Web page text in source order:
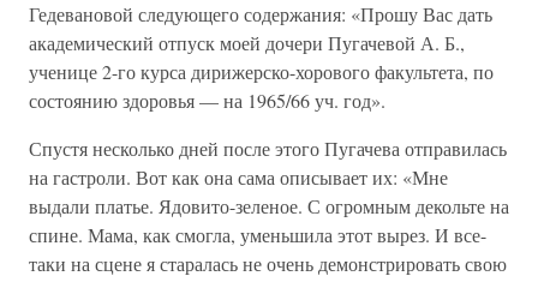
Гедевановой следующего содержания: «Прошу Вас дать
академический отпуск моей дочери Пугачевой А. Б.,
ученице 2-го курса дирижерско-хорового факультета, по
состоянию здоровья — на 1965/66 уч. год».
Спустя несколько дней после этого Пугачева отправилась
на гастроли. Вот как она сама описывает их: «Мне
выдали платье. Ядовито-зеленое. С огромным декольте на
спине. Мама, как смогла, уменьшила этот вырез. И все-
таки на сцене я старалась не очень демонстрировать свою